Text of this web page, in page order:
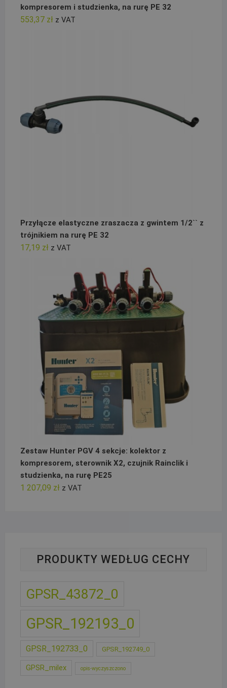
kompresorem i studzienka, na rurę PE 32
553,37 zł z VAT
Przyłącze elastyczne zraszacza z gwintem 1/2`` z
trójnikiem na rurę PE 32
17,19 zł z VAT
Zestaw Hunter PGV 4 sekcje: kolektor z
kompresorem, sterownik X2, czujnik Rainclik i
studzienka, na rurę PE25
1 207,09 zł z VAT
PRODUKTY WEDŁUG CECHY
GPSR_43872_0
GPSR_192193_0
GPSR_192733_0 GPSR_192749_0
GPSR_milex opis-wyczyszczono